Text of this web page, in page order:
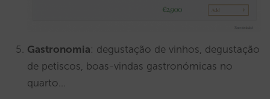
Gastronomia: degustação de vinhos, degustação
de petiscos, boas-vindas gastronómicas no
quarto…